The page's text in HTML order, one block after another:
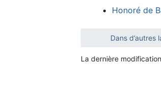
Honoré de
Dans d’autres
La dernière